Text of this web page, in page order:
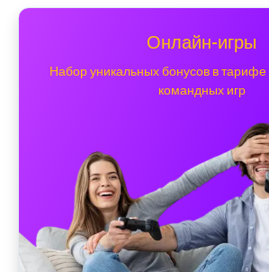
Онлайн-игры
Набор уникальных бонусов в тарифе
командных игр